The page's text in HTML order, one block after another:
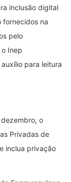
inclusão digital
fornecidos na
pelo
Inep
para leitura
o
Privadas de
inclua privação